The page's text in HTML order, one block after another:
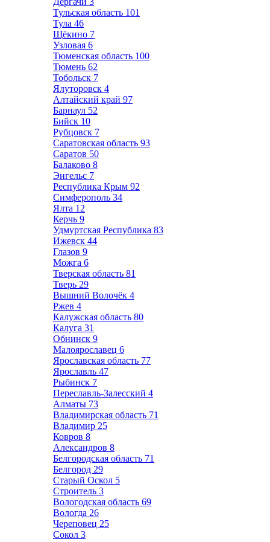
Тульская область 101
Тула 46
Щёкино 7
Узловая 6
Тюменская область 100
Тюмень 62
Тобольск 7
Ялуторовск 4
Алтайский край 97
Барнаул 52
Бийск 10
Рубцовск 7
Саратовская область 93
Саратов 50
Балаково 8
Энгельс 7
Республика Крым 92
Симферополь 34
Ялта 12
Керчь 9
Удмуртская Республика 83
Ижевск 44
Глазов 9
Можга 6
Тверская область 81
Тверь 29
Вышний Волочёк 4
Ржев 4
Калужская область 80
Калуга 31
Обнинск 9
Малоярославец 6
Ярославская область 77
Ярославль 47
Рыбинск 7
Переславль-Залесский 4
Алматы 73
Владимирская область 71
Владимир 25
Ковров 8
Александров 8
Белгородская область 71
Белгород 29
Старый Оскол 5
Строитель 3
Вологодская область 69
Вологда 26
Череповец 25
Сокол 3